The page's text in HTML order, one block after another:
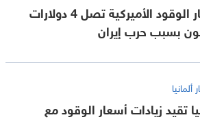
أسعار الوقود الأميركية تصل 4 دولارات
بسبب حرب إيران
ألمانيا
تقيد زيادات أسعار الوقود مع